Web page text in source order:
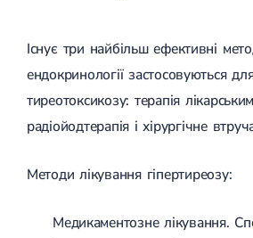
Існує три найбільш ефективні
ендокринології застосовуються
тиреотоксикозу: терапія
радіойодтерапія і хірургічне
Методи лікування гіпертиреозу:
Медикаментозне лікування.